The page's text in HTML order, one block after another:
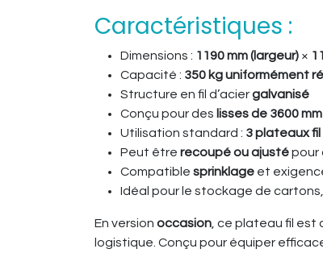
Caractéristiques :
Dimensions : 1190 mm (largeur) ×
Capacité : 350 kg uniformément
Structure en fil d’aciergalvanisé
Conçu pour des lisses de 3600 mm
Utilisation standard : 3 plateaux
Peut être recoupé ou ajustépour
Compatible sprinklage et
Idéal pour le stockage de
En version occasion , ce plateau fil
logistique. Conçu pour équiper